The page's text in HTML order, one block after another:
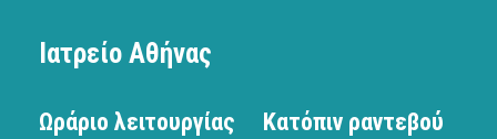
Ιατρείο Αθήνας
Ωράριο λειτουργίας Κατόπιν ραντεβού